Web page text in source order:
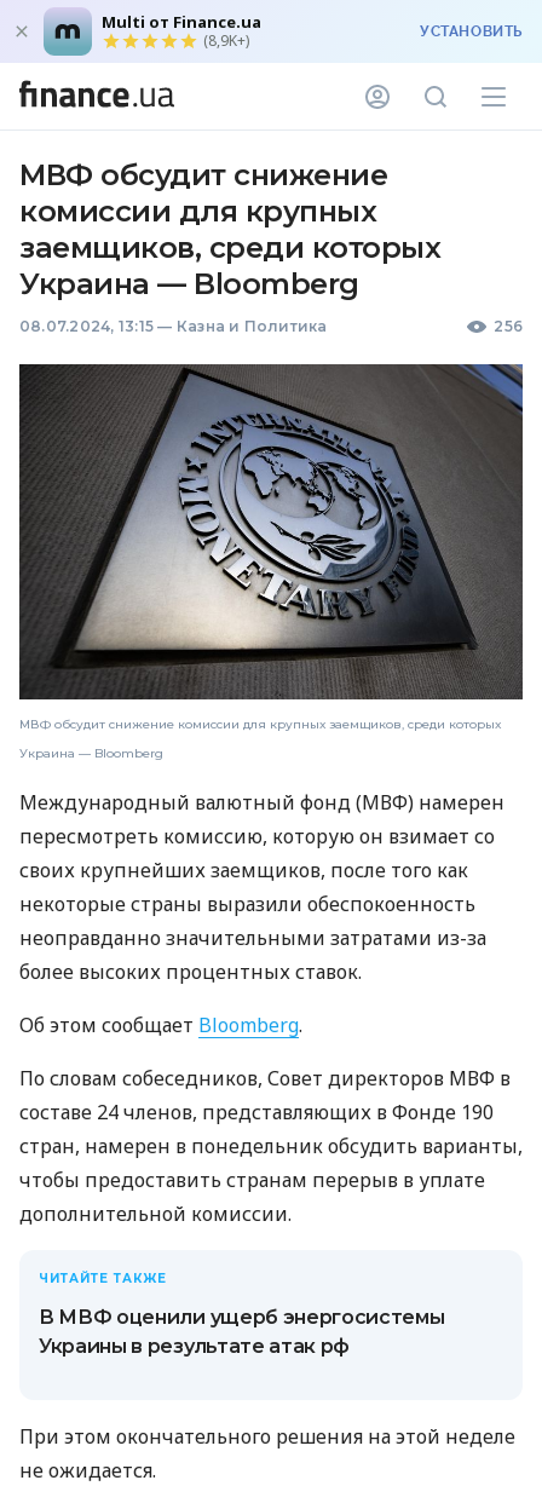
Multi от Finance.ua
(8,9K+) УСТАНОВИТЬ
МВФ обсудит снижение
комиссии для крупных
заемщиков, среди которых
Украина — Bloomberg
08.07.2024, 13:15 — Казна и Политика 256
МВФ обсудит снижение комиссии для крупных заемщиков, среди которых
Украина — Bloomberg
Международный валютный фонд (МВФ) намерен
пересмотреть комиссию, которую он взимает со
своих крупнейших заемщиков, после того как
некоторые страны выразили обеспокоенность
неоправданно значительными затратами из-за
более высоких процентных ставок.
Об этом сообщает Bloomberg.
По словам собеседников, Совет директоров МВФ в
составе 24 членов, представляющих в Фонде 190
стран, намерен в понедельник обсудить варианты,
чтобы предоставить странам перерыв в уплате
дополнительной комиссии.
ЧИТАЙТЕ ТАКЖЕ
В МВФ оценили ущерб энергосистемы
Украины в результате атак рф
При этом окончательного решения на этой неделе
не ожидается.